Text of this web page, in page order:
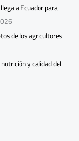
a Ecuador para
de los agricultores
y calidad del